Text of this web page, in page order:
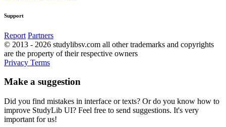
Support
Report Partners
© 2013 - 2026 studylibsv.com all other trademarks and copyrights
are the property of their respective owners
Privacy Terms
Make a suggestion
Did you find mistakes in interface or texts? Or do you know how to
improve StudyLib UI? Feel free to send suggestions. It's very
important for us!